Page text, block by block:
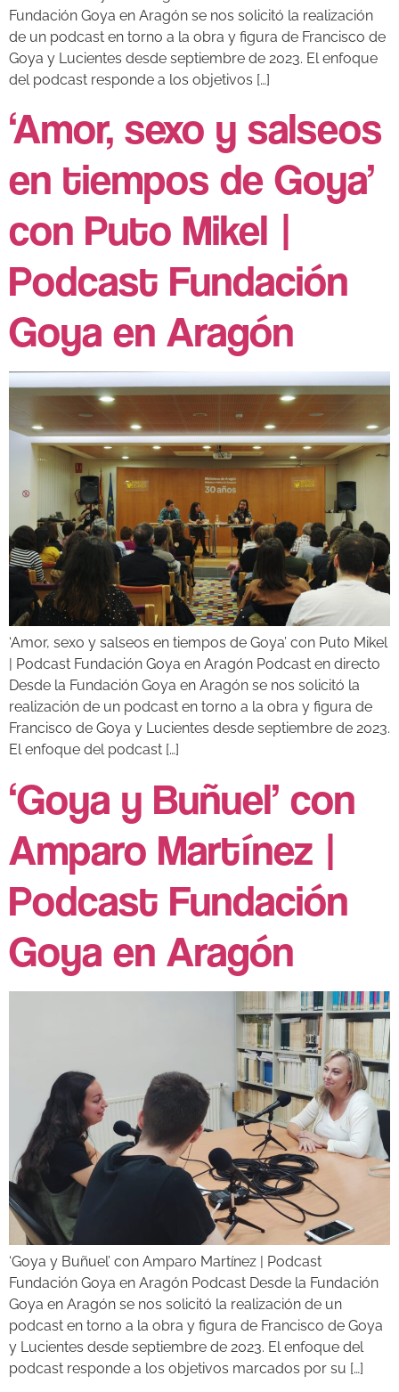
Fundación Goya en Aragón se nos solicitó la realización
de un podcast en torno a la obra y figura de Francisco de
Goya y Lucientes desde septiembre de 2023. El enfoque
del podcast responde a los objetivos […]
‘Amor, sexo y salseos
en tiempos de Goya’
con Puto Mikel |
Podcast Fundación
Goya en Aragón
‘Amor, sexo y salseos en tiempos de Goya’ con Puto Mikel
| Podcast Fundación Goya en Aragón Podcast en directo
Desde la Fundación Goya en Aragón se nos solicitó la
realización de un podcast en torno a la obra y figura de
Francisco de Goya y Lucientes desde septiembre de 2023.
El enfoque del podcast […]
‘Goya y Buñuel’ con
Amparo Martínez |
Podcast Fundación
Goya en Aragón
‘Goya y Buñuel’ con Amparo Martínez | Podcast
Fundación Goya en Aragón Podcast Desde la Fundación
Goya en Aragón se nos solicitó la realización de un
podcast en torno a la obra y figura de Francisco de Goya
y Lucientes desde septiembre de 2023. El enfoque del
podcast responde a los objetivos marcados por su […]